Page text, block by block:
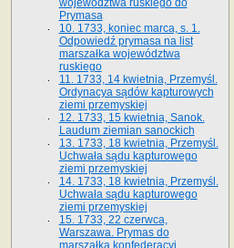
województwa ruskiego do
Prymasa
10. 1733, koniec marca, s. 1.
Odpowiedź prymasa na list
marszałka województwa
ruskiego
11. 1733, 14 kwietnia, Przemyśl.
Ordynacya sądów kapturowych
ziemi przemyskiej
12. 1733, 15 kwietnia, Sanok.
Laudum ziemian sanockich
13. 1733, 18 kwietnia, Przemyśl.
Uchwała sądu kapturowego
ziemi przemyskiej
14. 1733, 18 kwietnia, Przemyśl.
Uchwała sądu kapturowego
ziemi przemyskiej
15. 1733, 22 czerwca,
Warszawa. Prymas do
marszałka konfederacyi